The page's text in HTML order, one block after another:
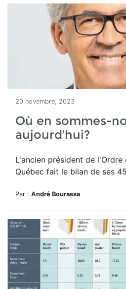
20 novembre, 2023
Où en sommes-
aujourd’hui?
L'ancien président de
Québec fait le bilan de ses
Par : André Bourassa